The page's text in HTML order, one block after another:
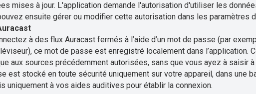
mises à jour. L'application demande l'autorisation d'utiliser les
ensuite gérer ou modifier cette autorisation dans les paramètres
à des flux Auracast fermés à l’aide d’un mot de passe (par
ce mot de passe est enregistré localement dans l’application.
aux sources précédemment autorisées, sans que vous ayez à saisir
est stocké en toute sécurité uniquement sur votre appareil, dans une
uniquement à vos aides auditives pour établir la connexion.